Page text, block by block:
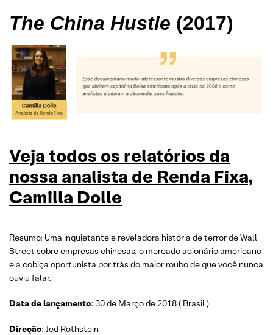
The China Hustle (2017)
Veja todos os relatórios da
nossa analista de Renda Fixa,
Camilla Dolle
Resumo: Uma inquietante e reveladora história de terror de Wall
Street sobre empresas chinesas, o mercado acionário americano
e a cobiça oportunista por trás do maior roubo de que você nunca
ouviu falar.
Data de lançamento: 30 de Março de 2018 ( Brasil )
Direção: Jed Rothstein